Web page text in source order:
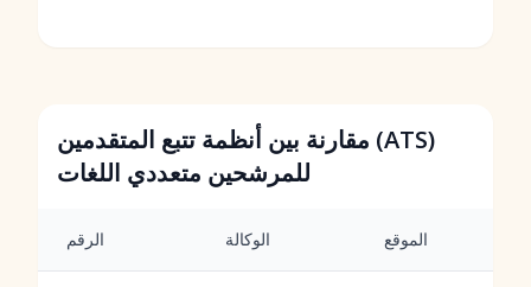
مقارنة بين أنظمة تتبع المتقدمين (ATS)
للمرشحين متعددي اللغات
الرقم الوكالة الموقع